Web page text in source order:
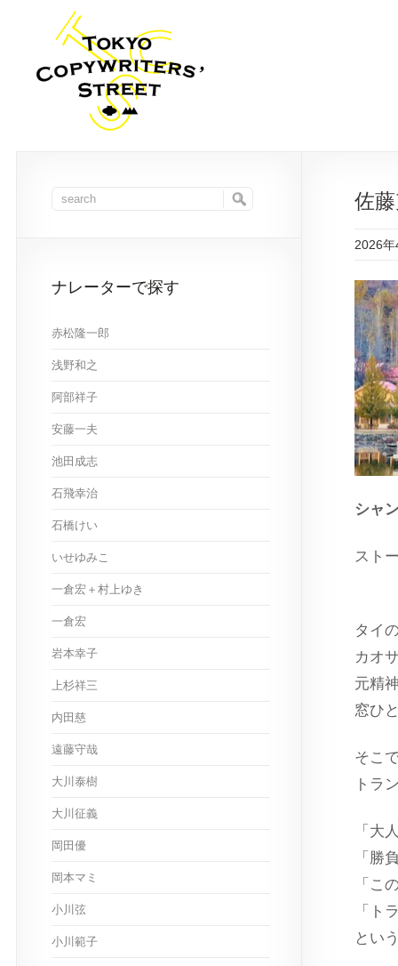
佐
2026
シャ
スト
タイ
カオ
元精
窓ひ
そこ
トラ
「大
「勝
「こ
「ト
とい
ナレーターで探す
赤松隆一郎
浅野和之
阿部祥子
安藤一夫
池田成志
石飛幸治
石橋けい
いせゆみこ
一倉宏＋村上ゆき
一倉宏
岩本幸子
上杉祥三
内田慈
遠藤守哉
大川泰樹
大川征義
岡田優
岡本マミ
小川弦
小川範子